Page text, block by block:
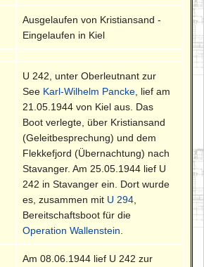
Ausgelaufen von Kristiansand -
Eingelaufen in Kiel
U 242, unter Oberleutnant zur
See Karl-Wilhelm Pancke , lief am
21.05.1944 von Kiel aus. Das
Boot verlegte, über Kristiansand
(Geleitbesprechung) und dem
Flekkefjord (Übernachtung) nach
Stavanger. Am 25.05.1944 lief U
242 in Stavanger ein. Dort wurde
es, zusammen mit U 294
Bereitschaftsboot für die
Operation Wallenstein
Am 08.06.1944 lief U 242 zur